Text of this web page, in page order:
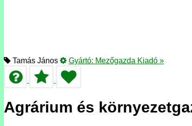
Tamás János Gyártó: Mezőgazda Kiadó »
Agrárium és